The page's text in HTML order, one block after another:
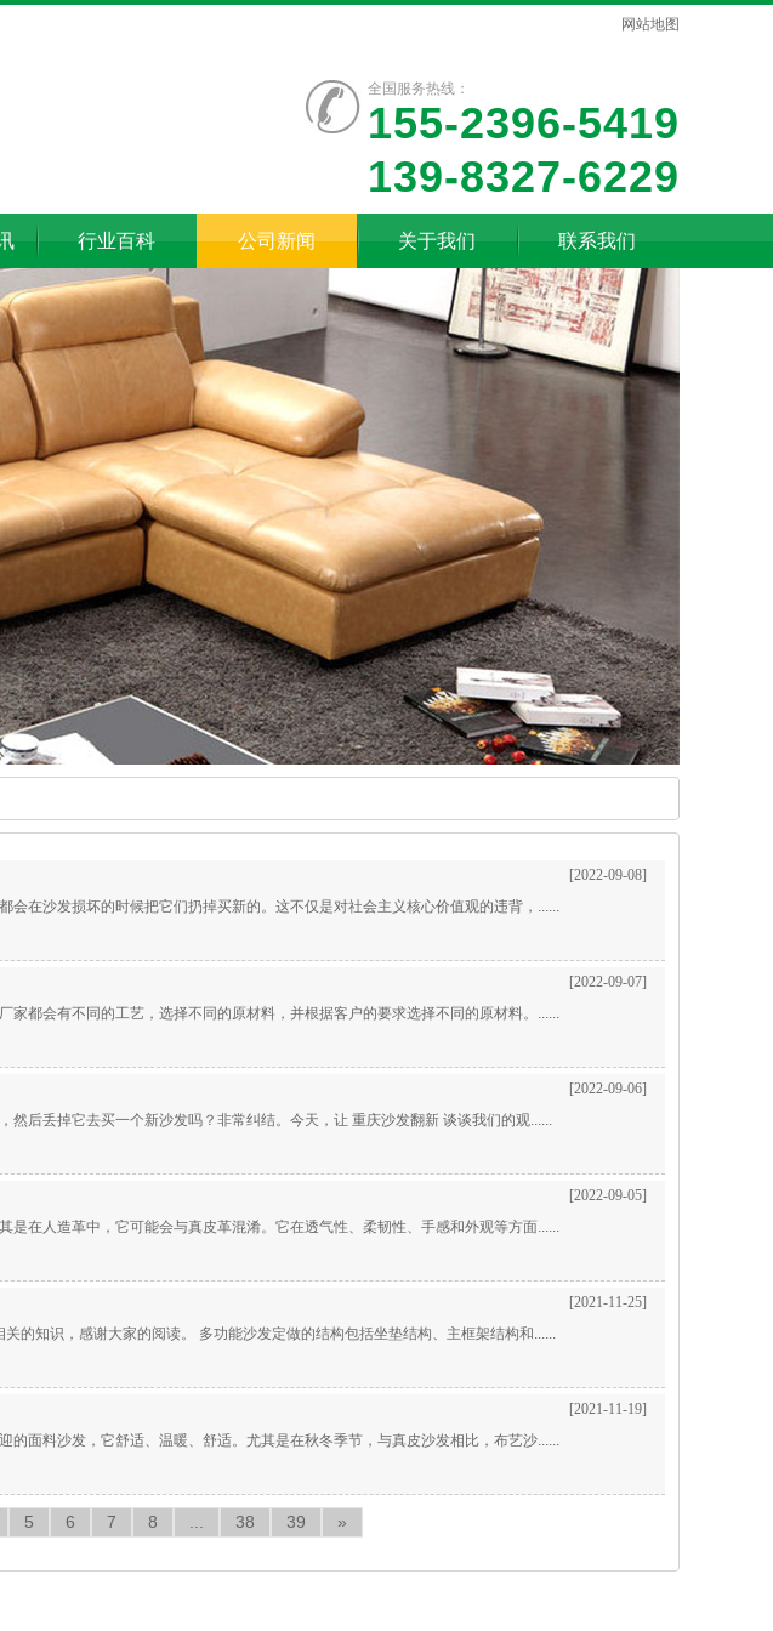
网站地图
全国服务热线：
155-2396-5419
139-8327-6229
行业百科 公司新闻 关于我们 联系我们
[2022-09-08]
在沙发损坏的时候把它们扔掉买新的。这不仅是对社会主义核心价值观的违背，......
[2022-09-07]
都会有不同的工艺，选择不同的原材料，并根据客户的要求选择不同的原材料。......
[2022-09-06]
后丢掉它去买一个新沙发吗？非常纠结。今天，让 重庆沙发翻新 谈谈我们的观......
[2022-09-05]
在人造革中，它可能会与真皮革混淆。它在透气性、柔韧性、手感和外观等方面......
[2021-11-25]
的知识，感谢大家的阅读。 多功能沙发定做的结构包括坐垫结构、主框架结构和......
[2021-11-19]
面料沙发，它舒适、温暖、舒适。尤其是在秋冬季节，与真皮沙发相比，布艺沙......
5 6 7 8 38 39 »